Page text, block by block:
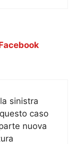
sinistra
caso
nuova